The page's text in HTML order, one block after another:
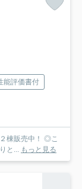
能評価書付
棟販売中！ ◎こ
と... もっと見る